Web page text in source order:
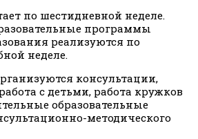
по шестидневной неделе.
программы
реализуются по
неделе.
консультации,
с детьми, работа кружков
образовательные
методического